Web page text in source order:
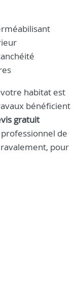
habitat est
bénéficient
gratuit
de
pour